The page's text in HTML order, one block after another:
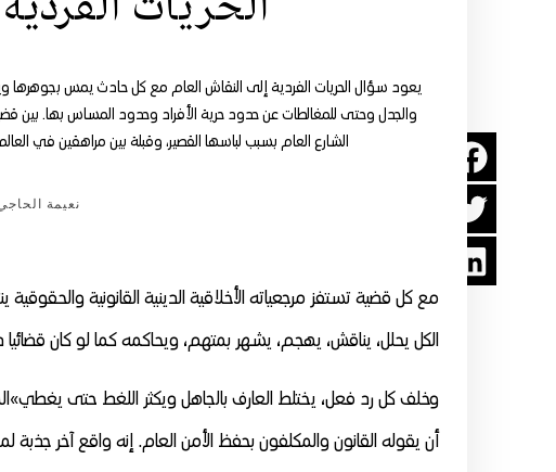
يعود سؤال الحريات الفردية إلى النقاش العام مع كل حادث يمس
والجدل وحتى للمغالطات عن حدود حرية الأفراد وحدود المساس بها. بين
الشارع العام بسبب لباسها القصير، وقبلة بين مراهقين في
نعيمة
مع كل قضية تستفز مرجعياته الأخلاقية الدينية القانونية
الكل يحلل، يناقش، يهجم، يشهر بمتهم، ويحاكمه كما لو كان قضائيا
وخلف كل رد فعل، يختلط العارف بالجاهل ويكثر اللغط حتى
أن يقوله القانون والمكلفون بحفظ الأمن العام. إنه واقع آخر